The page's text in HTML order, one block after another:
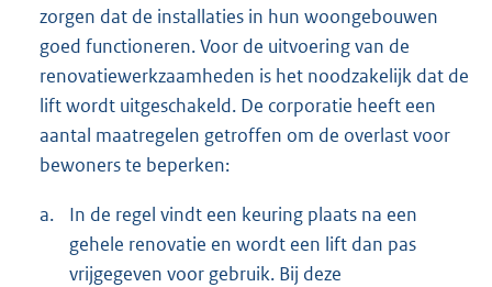
zorgen dat de installaties in hun woongebouwen
goed functioneren. Voor de uitvoering van de
renovatiewerkzaamheden is het noodzakelijk dat de
lift wordt uitgeschakeld. De corporatie heeft een
aantal maatregelen getroffen om de overlast voor
bewoners te beperken:
a.
In de regel vindt een keuring plaats na een
gehele renovatie en wordt een lift dan pas
vrijgegeven voor gebruik. Bij deze